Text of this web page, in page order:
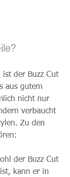
ist der Buzz Cut
aus gutem
nicht nur
verbaucht
Zu den
der Buzz Cut
kann er in